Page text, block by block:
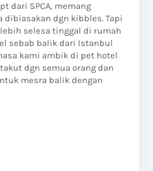
dari SPCA, memang
dibiasakan dgn kibbles. Tapi
selesa tinggal di rumah
sebab balik dari Istanbul
kami ambik di pet hotel
dgn semua orang dan
mesra balik dengan